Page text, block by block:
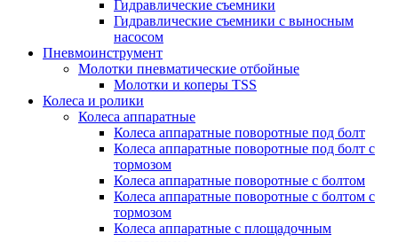
Гидравлические съемники
Гидравлические cъемники с выносным
насосом
Пневмоинструмент
Молотки пневматические отбойные
Молотки и коперы TSS
Колеса и ролики
Колеса аппаратные
Колеса аппаратные поворотные под болт
Колеса аппаратные поворотные под болт с
тормозом
Колеса аппаратные поворотные с болтом
Колеса аппаратные поворотные с болтом с
тормозом
Колеса аппаратные с площадочным